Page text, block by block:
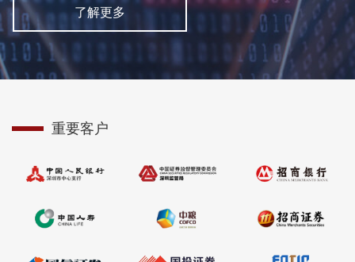
了解更多
重要客户